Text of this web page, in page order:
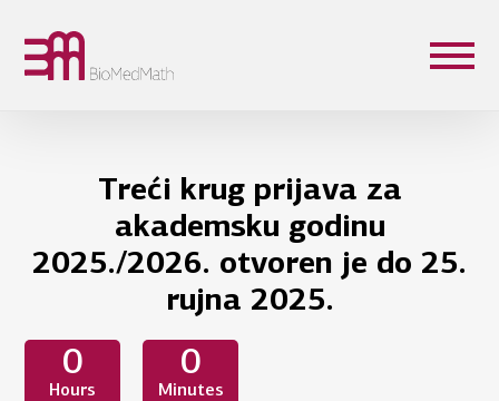
Treći krug prijava za
akademsku godinu
2025./2026. otvoren je do 25.
rujna 2025.
0
Hours
0
Minutes